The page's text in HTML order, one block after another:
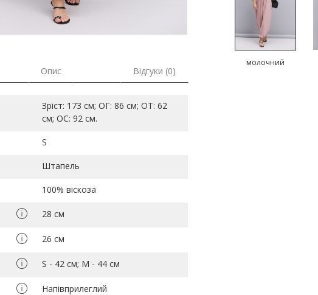
молочний
Опис Відгуки (0)
Зріст: 173 см; ОГ: 86 см; ОТ: 62
см; ОС: 92 см.
S
Штапель
100% віскоза
28 см
26 см
S - 42 см; M - 44 см
Напівприлеглий